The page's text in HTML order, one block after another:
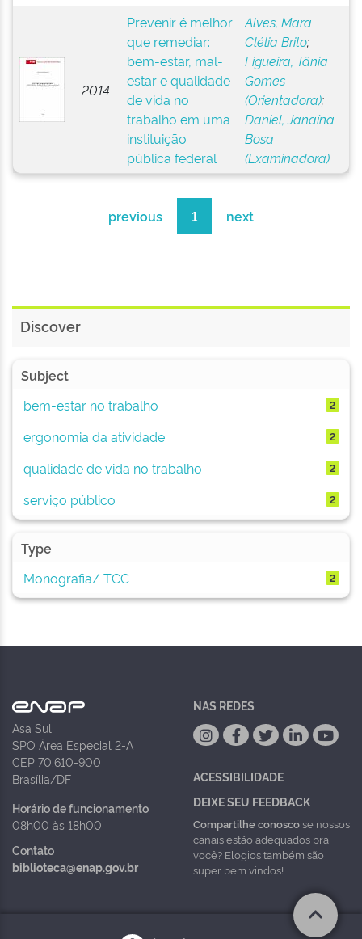
2014
Prevenir é melhor
que remediar:
bem-estar, mal-
estar e qualidade
de vida no
trabalho em uma
instituição
pública federal
Alves, Mara
Clélia Brito;
Figueira, Tânia
Gomes
(Orientadora);
Daniel, Janaína
Bosa
(Examinadora)
previous 1 next
Discover
Subject
bem-estar no trabalho
2
ergonomia da atividade 2
qualidade de vida no trabalho 2
serviço público 2
Type
Monografia/ TCC
2
Asa Sul
SPO Área Especial 2-A
CEP 70.610-900
Brasília/DF
Horário de funcionamento
08h00 às 18h00
Contato
biblioteca@enap.gov.br
NAS REDES
ACESSIBILIDADE
DEIXE SEU FEEDBACK
Compartilhe conoscose nossos
canais estão adequados pra
você? Elogios também são
super bem vindos!